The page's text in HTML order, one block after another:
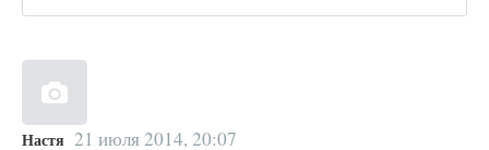
Настя 21 июля 2014, 20:07